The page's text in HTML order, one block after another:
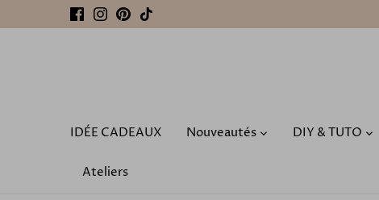
au
IDÉE CADEAUX Nouveautés DIY & TUTO
Ateliers